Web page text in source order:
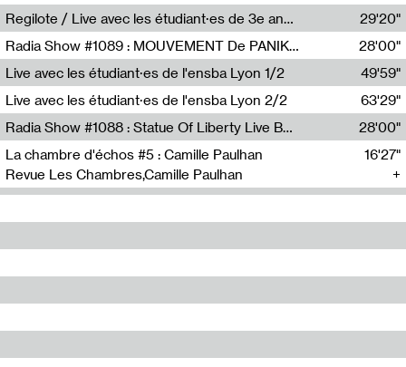
Tomomi Adachi,Loraine Baud
Regilote / Live avec les étudiant·es de 3e année de l'EMA
Nima Henryon,Athéna Noël,Amir Genillon,Ibourayane Ahmadi,Manelle Cherrih,Honorine Gibello,John Weeber,Manon Joseph
29'20"
Radia Show #1089 : MOUVEMENT De PANIK (Radio Panik)
Radio Panik
28'00"
Live avec les étudiant·es de l'ensba Lyon 1/2
49'59"
Live avec les étudiant·es de l'ensba Lyon 2/2
63'29"
Radia Show #1088 : Statue Of Liberty Live By Ed Baxter (Resonance)
Resonance
28'00"
La chambre d'échos #5 : Camille Paulhan
Revue Les Chambres,Camille Paulhan
16'27"